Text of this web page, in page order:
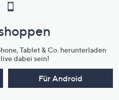
Tablet & Co. herunterladen
dabei sein!
Für Android